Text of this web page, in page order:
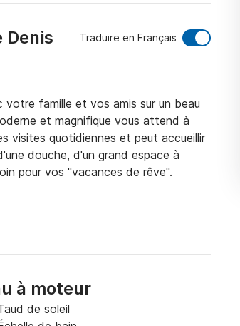
Denis Traduire en Français
votre famille et vos amis sur un beau
et magnifique vous attend à
visites quotidiennes et peut accueillir
douche, d'un grand espace à
pour vos "vacances de rêve".
explorer d'abord, à proximité il y a
que vous pour être découvertes !
la plateforme Click&Boat pour plus
à moteur
de soleil